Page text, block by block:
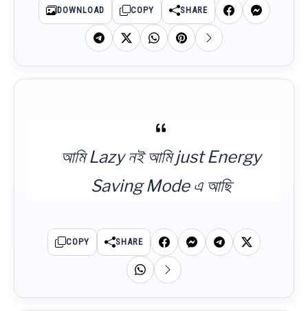
DOWNLOAD COPY SHARE
আমি Lazy নই আমি just Energy
Saving Mode এ আছি
COPY SHARE